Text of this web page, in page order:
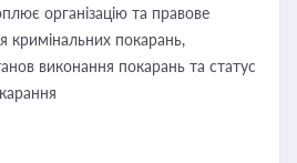
організацію та правове
кримінальних покарань,
виконання покарань та статус